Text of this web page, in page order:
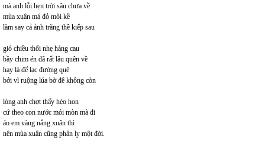
mà anh lỗi hẹn trời sâu chưa về
mùa xuân má đỏ môi kề
làm say cả ảnh trăng thề kiếp sau
gió chiều thổi nhẹ hàng cau
bầy chim én đã rất lâu quên về
hay là để lạc đường quê
bởi vì ruộng lúa bờ đê không còn
lòng anh chợt thấy héo hon
cứ theo con nước mỏi mòn mà đi
áo em vàng nắng xuân thì
nên mùa xuân cũng phân ly một đời.